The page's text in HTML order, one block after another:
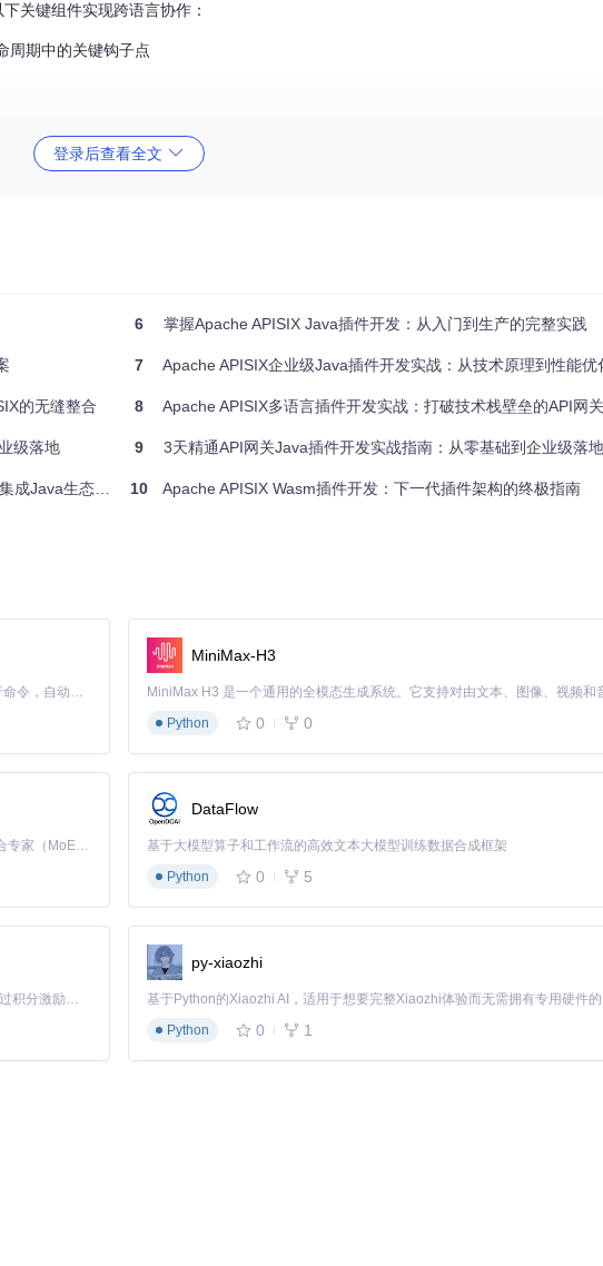
关键组件实现跨语言协作：
周期中的关键钩子点
计算密集型任务异步处理，或采用本地缓存减少外部依赖调用。
导完成APISIX配置、Java开发环境准备及插件运行时部署，为后续开发奠定基础。
登录后查看全文
的无缝整合
级落地
与API网关扩展
6 掌握Apache APISIX Java插件开发：从入门到生产的完整实践
7 Apache APISIX企业级Java插件开发实战：从技术原理到性能优化全方
8 Apache APISIX多语言插件开发实战：打破技术栈壁垒的API网关扩展
9 3天精通API网关Java插件开发实战指南：从零基础到企业级落地
10 Apache APISIX Wasm插件开发：下一代插件架构的终极指南
Claude Code 的开源替代方案。连接任意大模型，编辑代码，运行命令，自动验证 — 全自动执行。用 Rust 构建，极致性能。 ｜ An open-source alternative to Claude Code. Connect any LLM, edit code, run commands, and verify changes — autonomously. Built in Rust for speed. Get Started
MiniMax-H3
Python
0 0
Kimi K3 是Kimi能力最强的模型：这是一个拥有 2.8 万亿参数的混合专家（MoE）模型，具备原生视觉理解能力，并支持 100 万 token 的上下文窗口。
DataFlow
基于大模型算子和工作流的高效文本大模型训练数据合成框架
Python
0 5
「源启盛夏」暑期校园开发者成长计划旨在激活校园开源力量，通过积分激励、认证扶持、资源倾斜等形式，引导高校组织和开发者完成「入驻 — 建项目 — 做贡献 — 获认证 — 得资源」的完整闭环。无论你是想带领社团入驻平台的组织者，还是希望用代码贡献证明自己的开发者，都能在这里找到属于你的成长路径。
py-xiaozhi
Python
0 1